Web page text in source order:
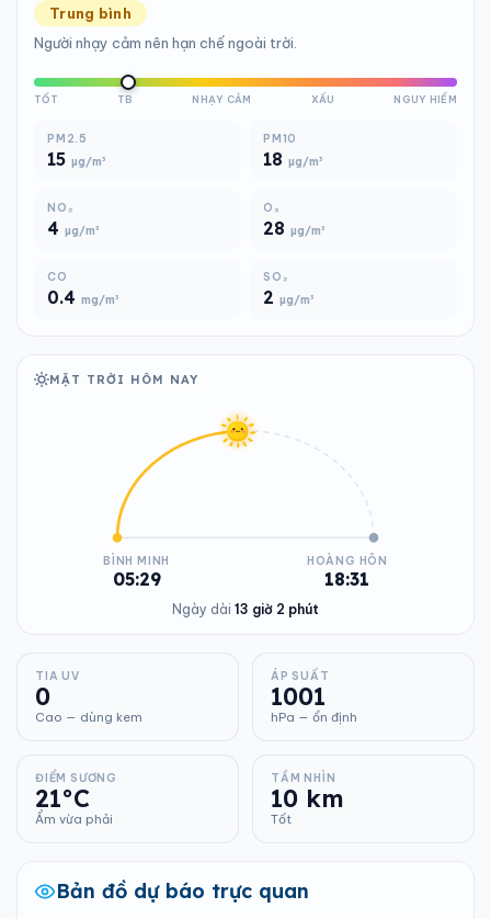
Trung bình
Người nhạy cảm nên hạn chế ngoài trời.
TỐT TB NHẠY CẢM XẤU NGUY HIỂM
PM2.5
15 µg/m³
PM10
18 µg/m³
NO₂
4 µg/m³
O₃
28 µg/m³
CO
0.4 mg/m³
SO₂
2 µg/m³
MẶT TRỜI HÔM NAY
BÌNH MINH
05:29
HOÀNG HÔN
18:31
Ngày dài 13 giờ 2 phút
TIA UV
0
Cao — dùng kem
ÁP SUẤT
1001
hPa — ổn định
ĐIỂM SƯƠNG
21°C
Ẩm vừa phải
TẦM NHÌN
10 km
Tốt
Bản đồ dự báo trực quan